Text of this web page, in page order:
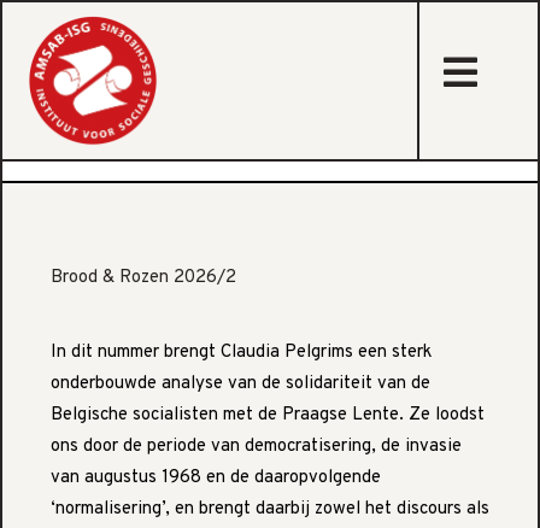
Brood & Rozen 2026/2
In dit nummer brengt Claudia Pelgrims een sterk
onderbouwde analyse van de solidariteit van de
Belgische socialisten met de Praagse Lente. Ze loodst
ons door de periode van democratisering, de invasie
van augustus 1968 en de daaropvolgende
‘normalisering’, en brengt daarbij zowel het discours als